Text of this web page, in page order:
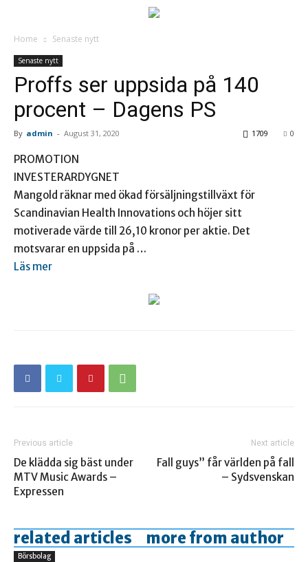
Home Senaste nytt
Senaste nytt
Proffs ser uppsida på 140
procent – Dagens PS
By admin - August 31, 2020 0
1709
PROMOTION
INVESTERARDYGNET
Mangold räknar med ökad försäljningstillväxt för
Scandinavian Health Innovations och höjer sitt
motiverade värde till 26,10 kronor per aktie. Det
motsvarar en uppsida på …
Läs mer
Previous article
De klädda sig bäst under
MTV Music Awards –
Expressen
Next article
Fall guys” får världen på fall
– Sydsvenskan
related articles more from author
Börsbolag